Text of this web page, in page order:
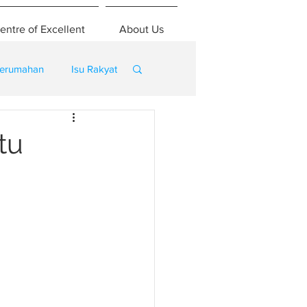
of Excellent About Us
Isu Rakyat